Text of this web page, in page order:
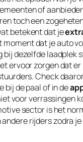
of
toch een
betekent dat je
moment dat je auto
bij dezelfde laadplek
ervoor zorgen dat er
Check
bij de paal of in de
voor verrassingen
sector is het
rijders zodra